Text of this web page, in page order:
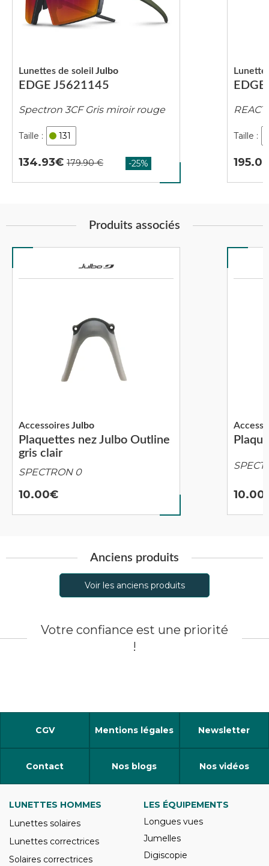
EDGE J5621145
Lunettes de soleil Julbo
Spectron 3CF Gris miroir rouge
131
134.93
Produits associés
Plaquettes nez Julbo Outline
gris clair
AccessoiresJulbo
SPECTRON 0
10.00 10.00
Anciens produits
Voir les anciens produits
Votre confiance est une priorité
!
CGV Mentions légales Newsletter
Contact Nos blogs Nos vidéos
LUNETTES HOMMES
Lunettes solaires
Lunettes correctrices
Solaires correctrices
LES ÉQUIPEMENTS
Longues vues
Jumelles
Digiscopie